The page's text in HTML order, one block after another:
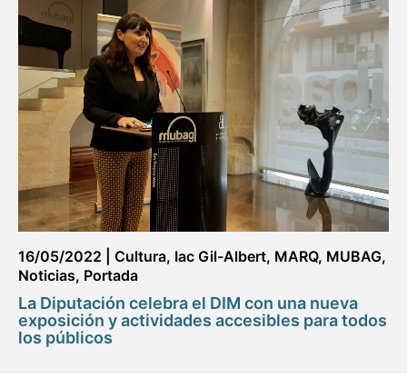
16/05/2022 Cultura, Iac Gil-Albert, MARQ, MUBAG,
Noticias, Portada
La Diputación celebra el DIM con una nueva
exposición y actividades accesibles para todos
los públicos